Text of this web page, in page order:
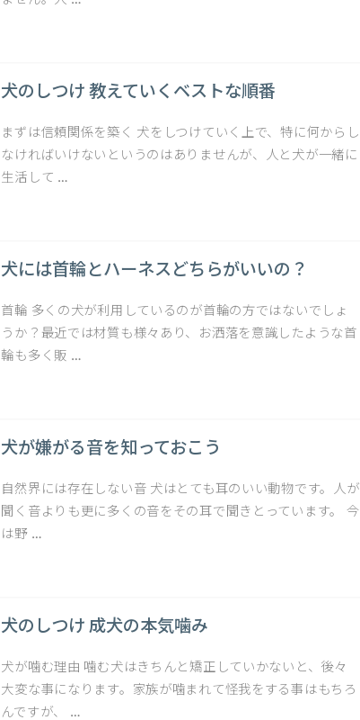
犬のしつけ 教えていくベストな順番
まずは信頼関係を築く 犬をしつけていく上で、特に何からし
なければいけないというのはありませんが、人と犬が一緒に
生活して …
犬には首輪とハーネスどちらがいいの？
首輪 多くの犬が利用しているのが首輪の方ではないでしょ
うか？最近では材質も様々あり、お洒落を意識したような首
輪も多く販 …
犬が嫌がる音を知っておこう
自然界には存在しない音 犬はとても耳のいい動物です。人が
聞く音よりも更に多くの音をその耳で聞きとっています。 今
は野 …
犬のしつけ 成犬の本気噛み
犬が噛む理由 噛む犬はきちんと矯正していかないと、後々
大変な事になります。家族が噛まれて怪我をする事はもちろ
んですが、 …